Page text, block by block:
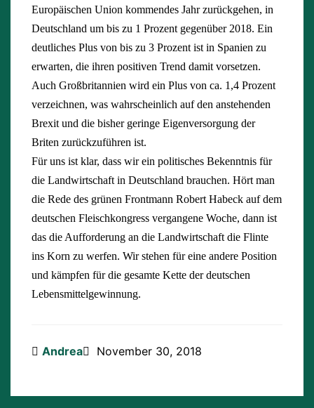
Europäischen Union kommendes Jahr zurückgehen, in
Deutschland um bis zu 1 Prozent gegenüber 2018. Ein
deutliches Plus von bis zu 3 Prozent ist in Spanien zu
erwarten, die ihren positiven Trend damit vorsetzen.
Auch Großbritannien wird ein Plus von ca. 1,4 Prozent
verzeichnen, was wahrscheinlich auf den anstehenden
Brexit und die bisher geringe Eigenversorgung der
Briten zurückzuführen ist.
Für uns ist klar, dass wir ein politisches Bekenntnis für
die Landwirtschaft in Deutschland brauchen. Hört man
die Rede des grünen Frontmann Robert Habeck auf dem
deutschen Fleischkongress vergangene Woche, dann ist
das die Aufforderung an die Landwirtschaft die Flinte
ins Korn zu werfen. Wir stehen für eine andere Position
und kämpfen für die gesamte Kette der deutschen
Lebensmittelgewinnung.
Andrea November 30, 2018